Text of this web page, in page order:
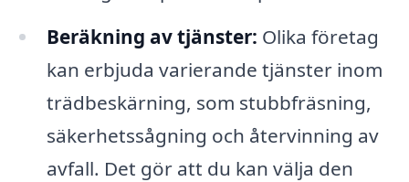
Beräkning av tjänster: Olika företag
kan erbjuda varierande tjänster inom
trädbeskärning, som stubbfräsning,
säkerhetssågning och återvinning av
avfall. Det gör att du kan välja den